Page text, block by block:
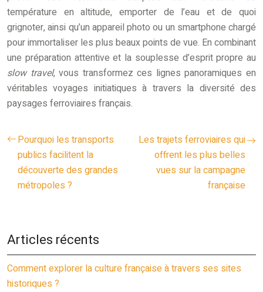
température en altitude, emporter de l’eau et de quoi
grignoter, ainsi qu’un appareil photo ou un smartphone chargé
pour immortaliser les plus beaux points de vue. En combinant
une préparation attentive et la souplesse d’esprit propre au
slow travel, vous transformez ces lignes panoramiques en
véritables voyages initiatiques à travers la diversité des
paysages ferroviaires français.
Pourquoi les transports
publics facilitent la
découverte des grandes
métropoles ?
Les trajets ferroviaires qui
offrent les plus belles
vues sur la campagne
française
Articles récents
Comment explorer la culture française à travers ses sites
historiques ?